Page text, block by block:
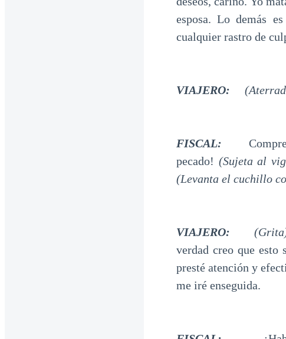
esposa. Lo demás
cualquier rastro de
VIAJERO:
FISCAL:
pecado! (Sujeta al
(Levanta el cuchillo
VIAJERO:
verdad creo que esto
presté atención y
me iré enseguida.